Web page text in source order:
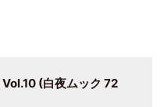
(白夜ムック 72